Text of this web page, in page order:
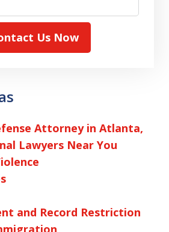
Us Now
Attorney in Atlanta,
Lawyers Near You
and Record Restriction